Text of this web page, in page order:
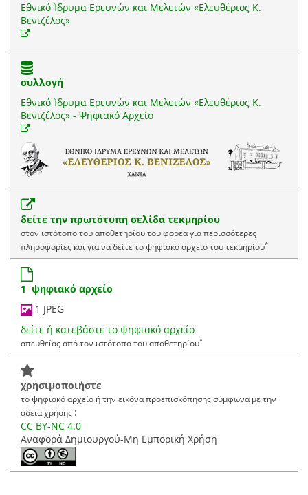
Εθνικό Ίδρυμα Ερευνών και Μελετών «Ελευθέριος Κ.
Βενιζέλος»
συλλογή
Εθνικό Ίδρυμα Ερευνών και Μελετών «Ελευθέριος Κ.
Βενιζέλος» - Ψηφιακό Αρχείο
δείτε την πρωτότυπη σελίδα τεκμηρίου
στον ιστότοπο του αποθετηρίου του φορέα για περισσότερες
πληροφορίες και για να δείτε το ψηφιακό αρχείο του τεκμηρίου*
1 ψηφιακό αρχείο
1 JPEG
δείτε ή κατεβάστε το ψηφιακό αρχείο
απευθείας από τον ιστότοπο του αποθετηρίου*
χρησιμοποιήστε
το ψηφιακό αρχείο ή την εικόνα προεπισκόπησης σύμφωνα με την
άδεια χρήσης :
CC BY-NC 4.0
Αναφορά Δημιουργού-Μη Εμπορική Χρήση